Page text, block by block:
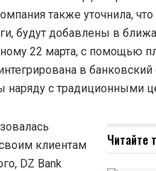
также уточнила,
будут добавлены в
22 марта, с помощью
в
наряду с традиционными
Читайте
клиентам
DZ Bank